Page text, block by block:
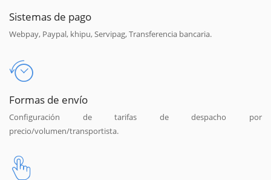
Sistemas de pago
Webpay, Paypal, khipu, Servipag, Transferencia bancaria.
Formas de envío
Configuración de tarifas de despacho por
precio/volumen/transportista.